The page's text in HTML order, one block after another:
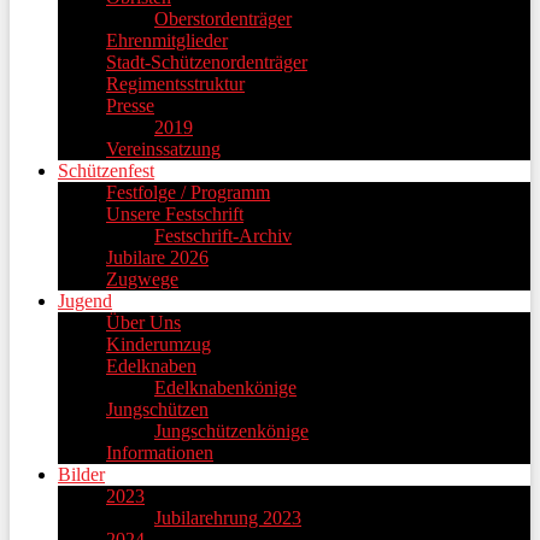
Oberstordenträger
Ehrenmitglieder
Stadt-Schützenordenträger
Regimentsstruktur
Presse
2019
Vereinssatzung
Schützenfest
Festfolge / Programm
Unsere Festschrift
Festschrift-Archiv
Jubilare 2026
Zugwege
Jugend
Über Uns
Kinderumzug
Edelknaben
Edelknabenkönige
Jungschützen
Jungschützenkönige
Informationen
Bilder
2023
Jubilarehrung 2023